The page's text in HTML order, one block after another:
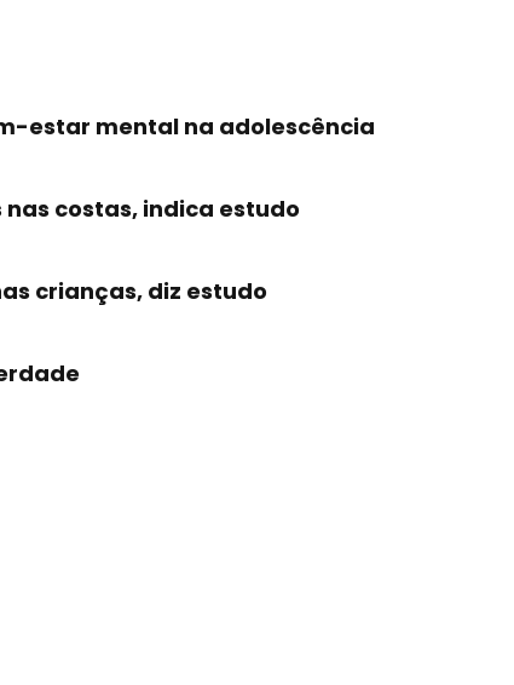
estar mental na adolescência
costas, indica estudo
crianças, diz estudo